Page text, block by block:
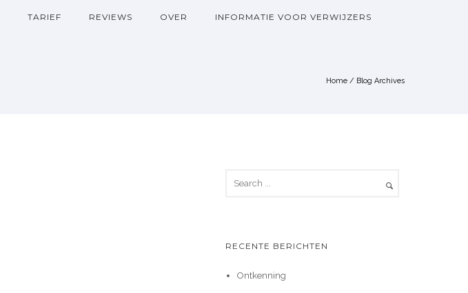
TARIEF REVIEWS OVER INFORMATIE VOOR VERWIJZERS
Home / Blog Archives
RECENTE BERICHTEN
Ontkenning